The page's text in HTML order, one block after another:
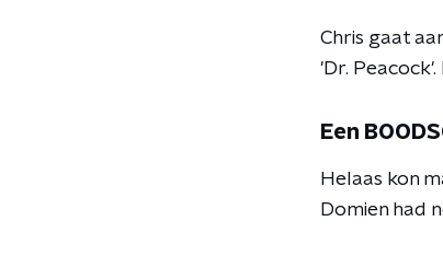
Chris gaat
'Dr.
Een
Helaas kon
Domien had